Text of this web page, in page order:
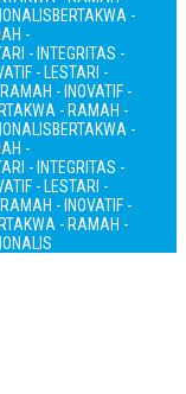
BERTAKWA -
-
- INTEGRITAS -
- LESTARI -
- INOVATIF -
- RAMAH -
BERTAKWA -
-
- INTEGRITAS -
- LESTARI -
- INOVATIF -
- RAMAH -